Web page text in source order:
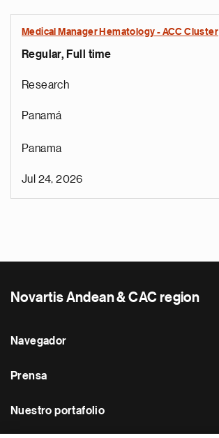
Medical Manager Hematology - ACC Cluster
Regular, Full time
Research
Panamá
Panama
Jul 24, 2026
Novartis Andean & CAC region
Navegador
Prensa
Nuestro portafolio